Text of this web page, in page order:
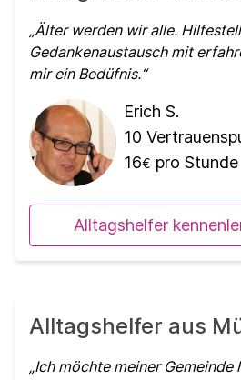
Älter werden wir alle.
Gedankenaustausch mit
mir ein Bedüfnis.
Erich S.
10
16€ pro Stunde
Alltagshelfer
Alltagshelfer aus
Ich möchte meiner Gemeinde